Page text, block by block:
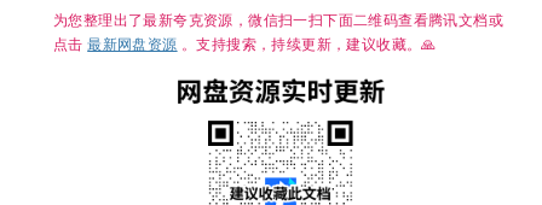
享
悚/犯罪/奇
幻/冒险/4K
为您整理出了最新夸克资源，微信扫一扫下面二维码查看腾讯文档或
点击最新网盘资源 。支持搜索，持续更新，建议收藏。🙏